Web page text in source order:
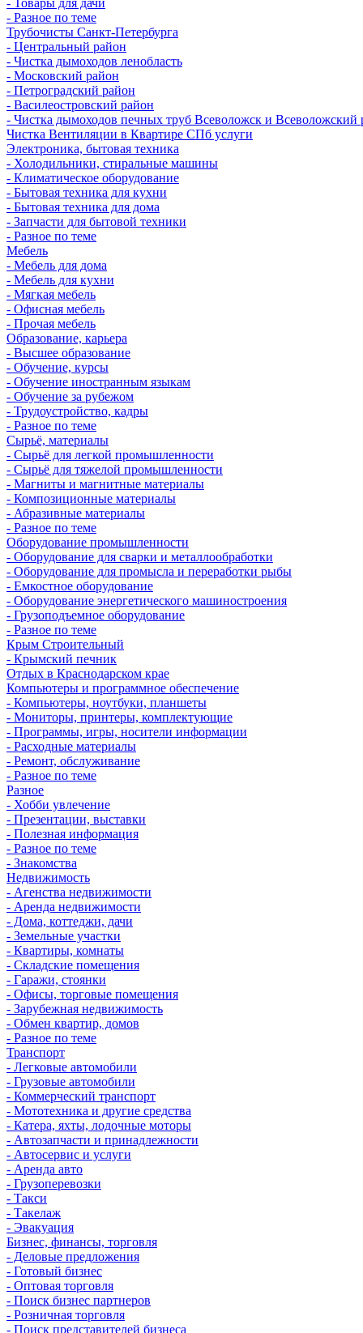
- Разное по теме
Трубочисты Санкт-Петербурга
- Центральный район
- Чистка дымоходов ленобласть
- Московский район
- Петроградский район
- Василеостровский район
- Чистка дымоходов печных труб Всеволожск и Всеволожский
Чистка Вентиляции в Квартире СПб услуги
Электроника, бытовая техника
- Холодильники, стиральные машины
- Климатическое оборудование
- Бытовая техника для кухни
- Бытовая техника для дома
- Запчасти для бытовой техники
- Разное по теме
Мебель
- Мебель для дома
- Мебель для кухни
- Мягкая мебель
- Офисная мебель
- Прочая мебель
Образование, карьера
- Высшее образование
- Обучение, курсы
- Обучение иностранным языкам
- Обучение за рубежом
- Трудоустройство, кадры
- Разное по теме
Сырьё, материалы
- Сырьё для легкой промышленности
- Сырьё для тяжелой промышленности
- Магниты и магнитные материалы
- Композиционные материалы
- Абразивные материалы
- Разное по теме
Оборудование промышленности
- Оборудование для сварки и металлообработки
- Оборудование для промысла и переработки рыбы
- Емкостное оборудование
- Оборудование энергетического машиностроения
- Грузоподъемное оборудование
- Разное по теме
Крым Строительный
- Крымский печник
Отдых в Краснодарском крае
Компьютеры и программное обеспечение
- Компьютеры, ноутбуки, планшеты
- Мониторы, принтеры, комплектующие
- Программы, игры, носители информации
- Расходные материалы
- Ремонт, обслуживание
- Разное по теме
Разное
- Хобби увлечение
- Презентации, выставки
- Полезная информация
- Разное по теме
- Знакомства
Недвижимость
- Агенства недвижимости
- Аренда недвижимости
- Дома, коттеджи, дачи
- Земельные участки
- Квартиры, комнаты
- Складские помещения
- Гаражи, стоянки
- Офисы, торговые помещения
- Зарубежная недвижимость
- Обмен квартир, домов
- Разное по теме
Транспорт
- Легковые автомобили
- Грузовые автомобили
- Коммерческий транспорт
- Мототехника и другие средства
- Катера, яхты, лодочные моторы
- Автозапчасти и принадлежности
- Автосервис и услуги
- Аренда авто
- Грузоперевозки
- Такси
- Такелаж
- Эвакуация
Бизнес, финансы, торговля
- Деловые предложения
- Готовый бизнес
- Оптовая торговля
- Поиск бизнес партнеров
- Розничная торговля
- Поиск представителей бизнеса